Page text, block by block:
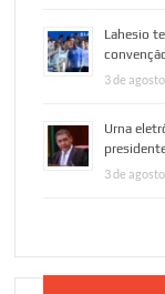
Lahesio
3 de
Urna
3 de